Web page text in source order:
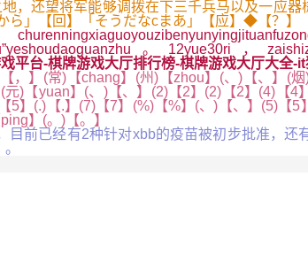
还望将军能够调拨在下三千兵马以及一应器
ら」【回】「そうだなcまあ」【应】◆【？】
。12yue30ri，
戏平台-棋牌游戏大厅排行榜-棋牌游戏大厅大全-it
(常)【chang】(州)【zhou】(、)【、】(烟)
)【yuan】(、)【、】(2)【2】(2)【2】(4)【
】(.)【.】(7)【7】(%)【%】(、)【、】(5)【
】(。)【。】
已经有2种针对xbb的疫苗被初步批准，还
。